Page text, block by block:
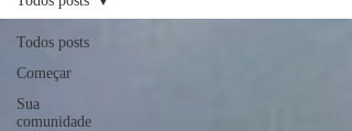
Todos posts
Começar
Sua
comunidade